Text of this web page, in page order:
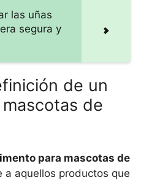
las uñas
segura y
de un
de
para mascotas de
a aquellos productos que